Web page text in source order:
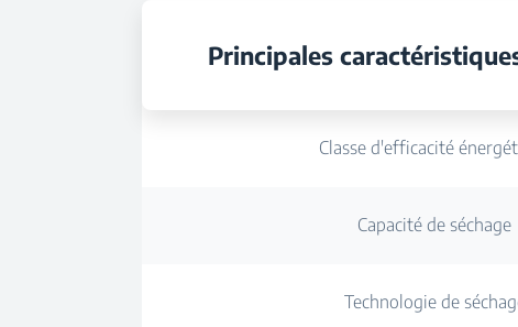
Principales
Classe d'efficacité
Capacité de séchage
Technologie de